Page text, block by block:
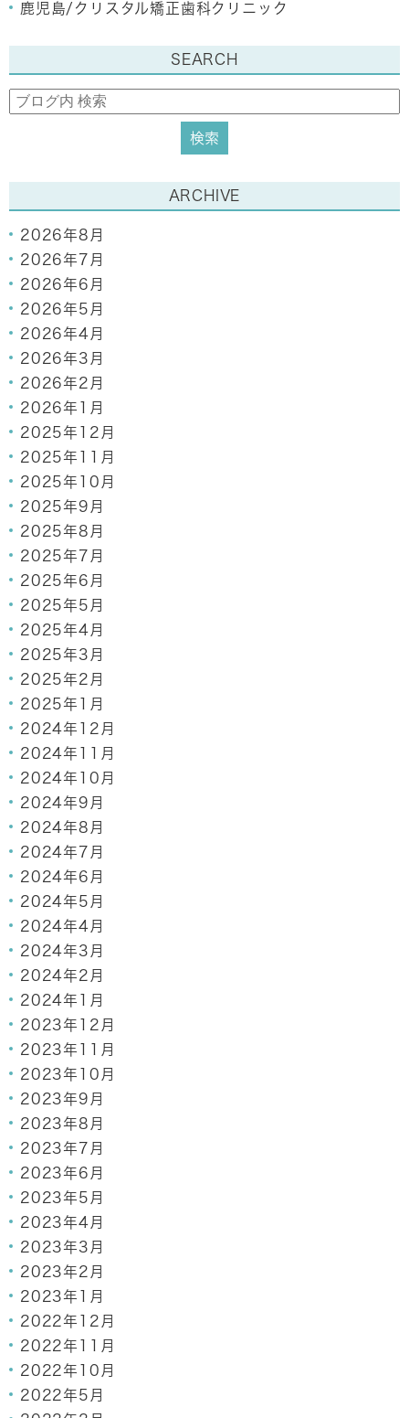
鹿児島/クリスタル矯正歯科クリニック
SEARCH
ARCHIVE
2026年8月
2026年7月
2026年6月
2026年5月
2026年4月
2026年3月
2026年2月
2026年1月
2025年12月
2025年11月
2025年10月
2025年9月
2025年8月
2025年7月
2025年6月
2025年5月
2025年4月
2025年3月
2025年2月
2025年1月
2024年12月
2024年11月
2024年10月
2024年9月
2024年8月
2024年7月
2024年6月
2024年5月
2024年4月
2024年3月
2024年2月
2024年1月
2023年12月
2023年11月
2023年10月
2023年9月
2023年8月
2023年7月
2023年6月
2023年5月
2023年4月
2023年3月
2023年2月
2023年1月
2022年12月
2022年11月
2022年10月
2022年5月